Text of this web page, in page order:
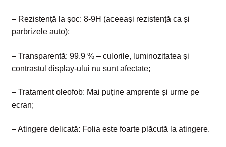
– Rezistență la șoc: 8-9H (aceeași rezistență ca și
parbrizele auto);
– Transparentă: 99.9 % – culorile, luminozitatea și
contrastul display-ului nu sunt afectate;
– Tratament oleofob: Mai puține amprente și urme pe
ecran;
– Atingere delicată: Folia este foarte plăcută la atingere.